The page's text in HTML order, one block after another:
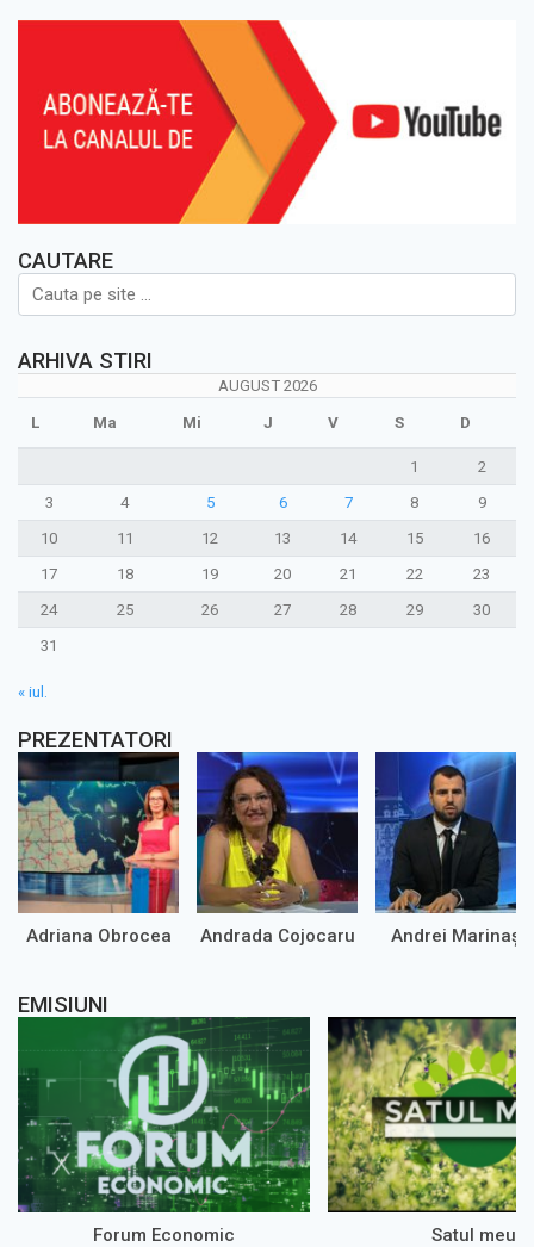
CAUTARE
ARHIVA STIRI
AUGUST 2026
L Ma Mi J V S D
1
2
3
4 5 6 7 8
9
10
11 12 13 14 15
16
17
18 19 20 21 22
23
24
25 26 27 28 29
30
31
« iul.
PREZENTATORI
Adriana Obrocea Andrada Cojocaru Andrei Marinaș
EMISIUNI
Forum Economic Satul meu